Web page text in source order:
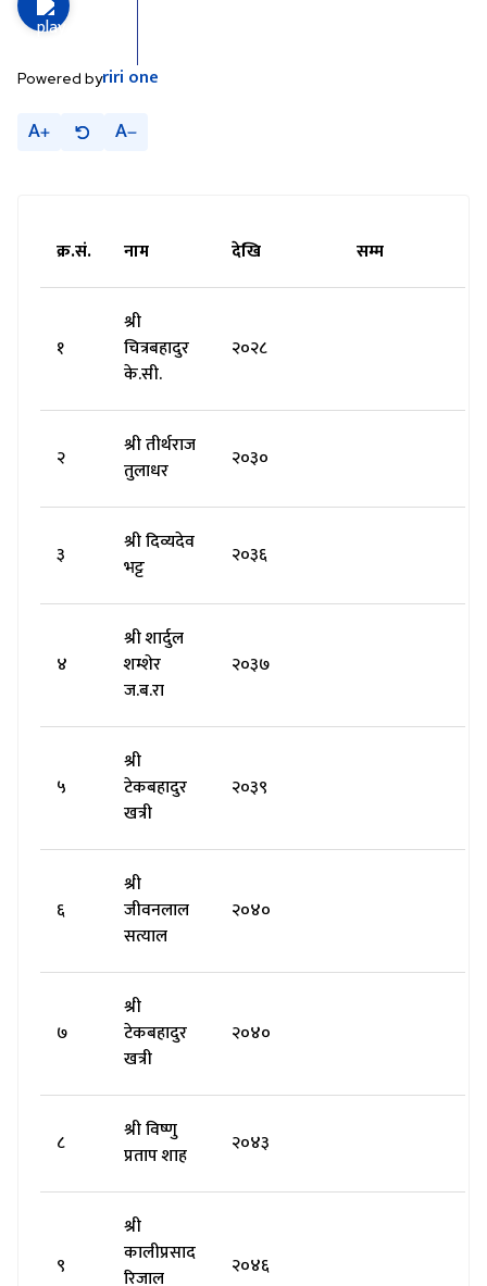
Powered byriri one
A A
क्र.सं. नाम देखि सम्म
१
श्री
चित्रबहादुर
के.सी.
२०२८
२
श्री तीर्थराज
तुलाधर
२०३०
३
श्री दिव्यदेव
भट्ट
२०३६
४
श्री शार्दुल
शम्शेर
ज.ब.रा
२०३७
५
श्री
टेकबहादुर
खत्री
२०३९
६
श्री
जीवनलाल
सत्याल
२०४०
७
श्री
टेकबहादुर
खत्री
२०४०
८
श्री विष्णु
प्रताप शाह
२०४३
९
श्री
कालीप्रसाद
रिजाल
२०४६